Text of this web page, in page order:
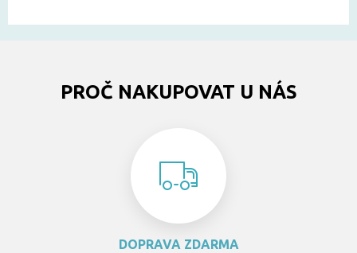
PROČ NAKUPOVAT U NÁS
DOPRAVA ZDARMA